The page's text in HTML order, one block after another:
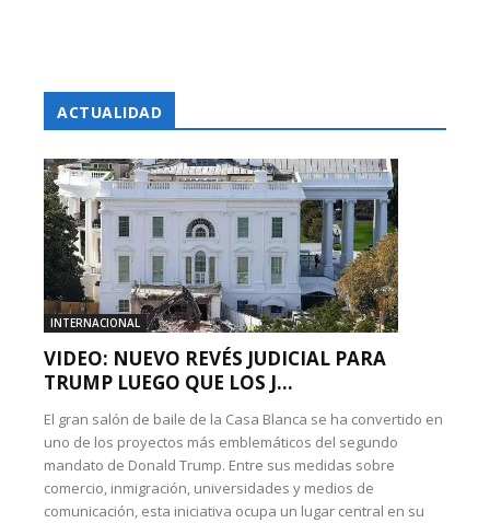
ACTUALIDAD
INTERNACIONAL
VIDEO: NUEVO REVÉS JUDICIAL PARA
TRUMP LUEGO QUE LOS J...
El gran salón de baile de la Casa Blanca se ha convertido en
uno de los proyectos más emblemáticos del segundo
mandato de Donald Trump. Entre sus medidas sobre
comercio, inmigración, universidades y medios de
comunicación, esta iniciativa ocupa un lugar central en su